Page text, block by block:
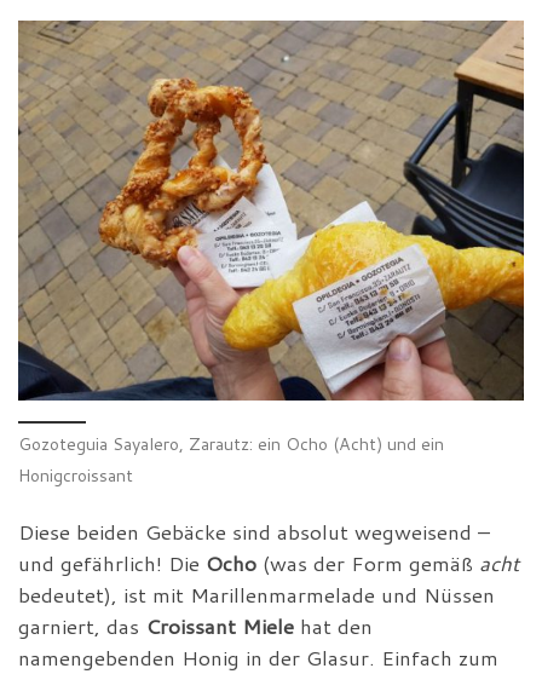
Gozoteguia Sayalero, Zarautz: ein Ocho (Acht) und ein
Honigcroissant
Diese beiden Gebäcke sind absolut wegweisend –
und gefährlich! Die Ocho (was der Form gemäß acht
bedeutet), ist mit Marillenmarmelade und Nüssen
garniert, das Croissant Miele hat den
namengebenden Honig in der Glasur. Einfach zum